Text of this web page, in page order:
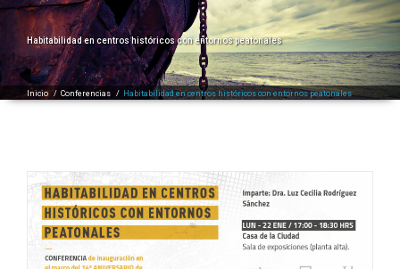
Habitabilidad en centros históricos con entornos peatonales
Inicio / Conferencias / Habitabilidad en centros históricos con entornos peatonales